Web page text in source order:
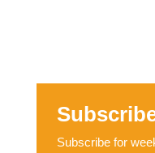
Subscribe for